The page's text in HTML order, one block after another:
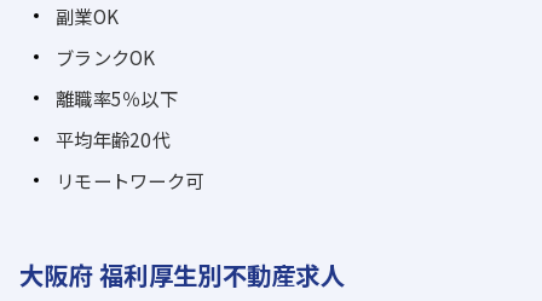
副業OK
ブランクOK
離職率5％以下
平均年齢20代
リモートワーク可
大阪府 福利厚生別不動産求人